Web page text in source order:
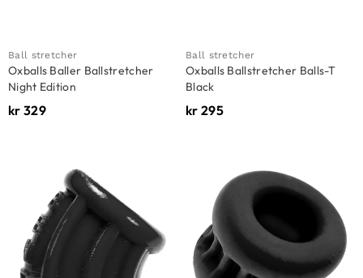
Ball stretcher
Oxballs Baller Ballstretcher
Night Edition
kr 329
Ball stretcher
Oxballs Ballstretcher Balls-T
Black
kr 295